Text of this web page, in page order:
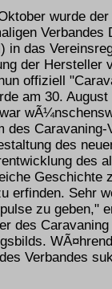
wurde
in das
der Hersteller
offiziell
am 30.
des
des
des
erfinden. Sehr
zu geben,"
des
Verbandes